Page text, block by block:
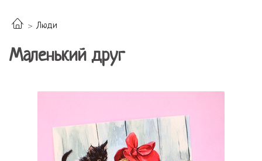
Люди
Маленький друг